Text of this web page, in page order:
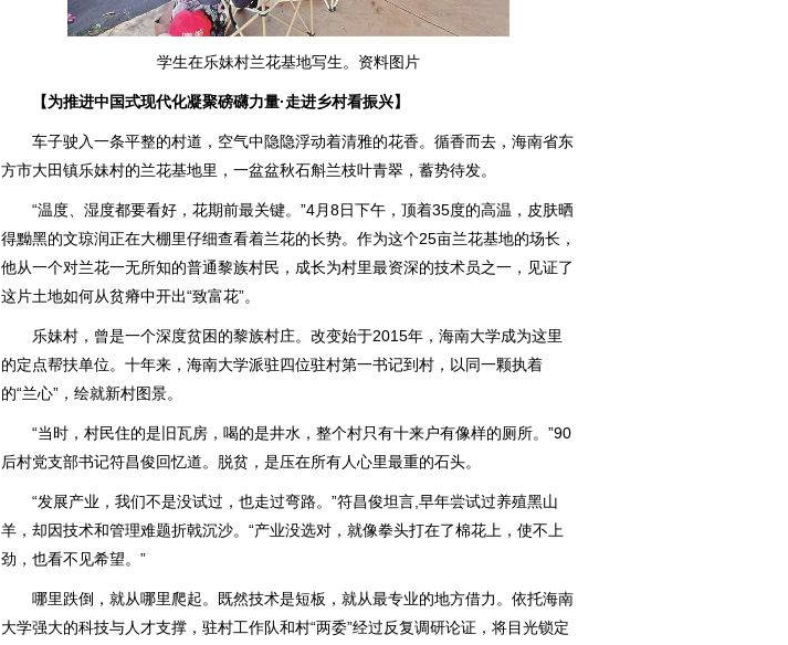
学生在乐妹村兰花基地写生。资料图片
【为推进中国式现代化凝聚磅礴力量·走进乡村看振兴】
车子驶入一条平整的村道，空气中隐隐浮动着清雅的花香。循香而去，海南省东
方市大田镇乐妹村的兰花基地里，一盆盆秋石斛兰枝叶青翠，蓄势待发。
“温度、湿度都要看好，花期前最关键。”4月8日下午，顶着35度的高温，皮肤晒
得黝黑的文琼润正在大棚里仔细查看着兰花的长势。作为这个25亩兰花基地的场长，
他从一个对兰花一无所知的普通黎族村民，成长为村里最资深的技术员之一，见证了
这片土地如何从贫瘠中开出“致富花”。
乐妹村，曾是一个深度贫困的黎族村庄。改变始于2015年，海南大学成为这里
的定点帮扶单位。十年来，海南大学派驻四位驻村第一书记到村，以同一颗执着
的“兰心”，绘就新村图景。
“当时，村民住的是旧瓦房，喝的是井水，整个村只有十来户有像样的厕所。”90
后村党支部书记符昌俊回忆道。脱贫，是压在所有人心里最重的石头。
“发展产业，我们不是没试过，也走过弯路。”符昌俊坦言,早年尝试过养殖黑山
羊，却因技术和管理难题折戟沉沙。“产业没选对，就像拳头打在了棉花上，使不上
劲，也看不见希望。”
哪里跌倒，就从哪里爬起。既然技术是短板，就从最专业的地方借力。依托海南
大学强大的科技与人才支撑，驻村工作队和村“两委”经过反复调研论证，将目光锁定